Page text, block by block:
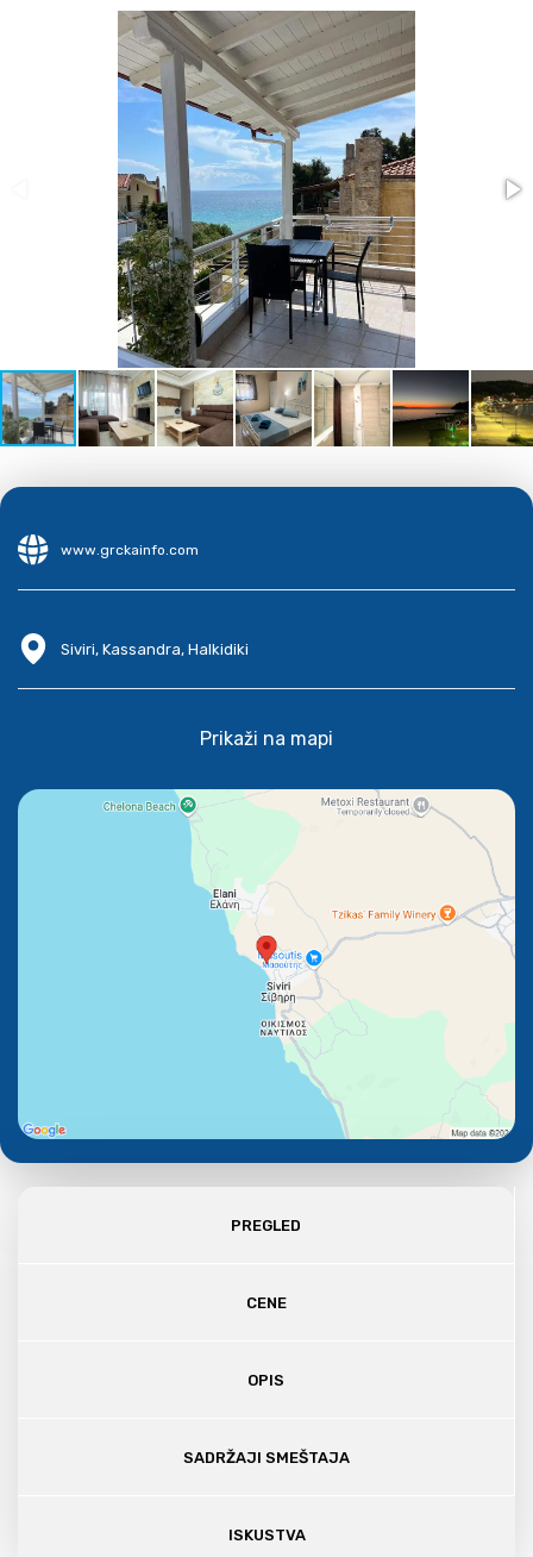
www.grckainfo.com
Siviri, Kassandra, Halkidiki
Prikaži na mapi
PREGLED
CENE
OPIS
SADRŽAJI SMEŠTAJA
ISKUSTVA